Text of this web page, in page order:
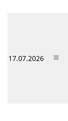
17.07.2026